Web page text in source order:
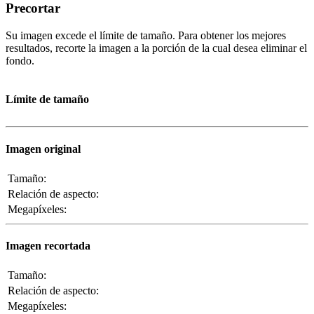
Precortar
Su imagen excede el límite de tamaño. Para obtener los mejores
resultados, recorte la imagen a la porción de la cual desea eliminar el
fondo.
Límite de tamaño
Imagen original
Tamaño:
Relación de aspecto:
Megapíxeles:
Imagen recortada
Tamaño:
Relación de aspecto:
Megapíxeles: